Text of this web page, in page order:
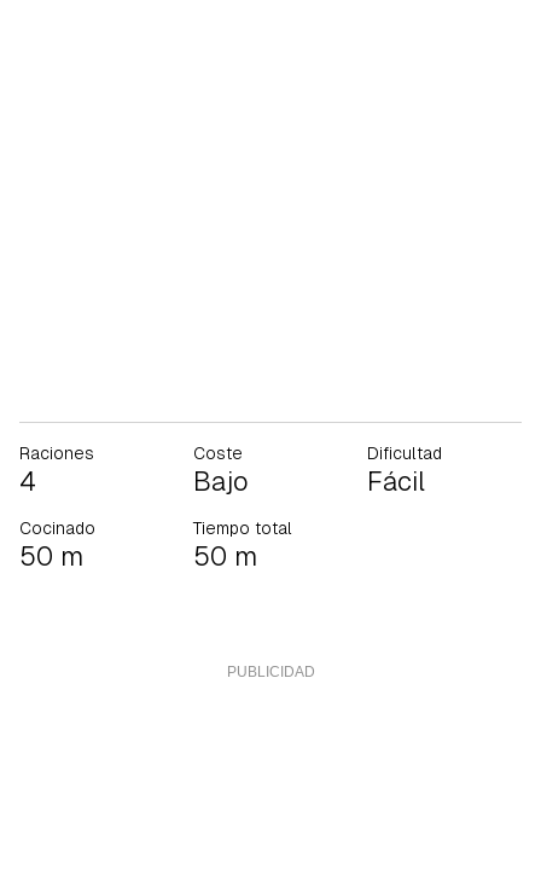
Raciones
4
Coste
Bajo
Dificultad
Fácil
Cocinado
50 m
Tiempo total
50 m